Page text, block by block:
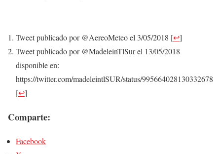
Tweet publicado por @AereoMeteo el 3/05/2018 [↩]
Tweet publicado por @MadeleinTlSur el 13/05/2018
disponible en:
https://twitter.com/madeleintlSUR/status/995664028130332678
[↩]
Comparte:
Facebook